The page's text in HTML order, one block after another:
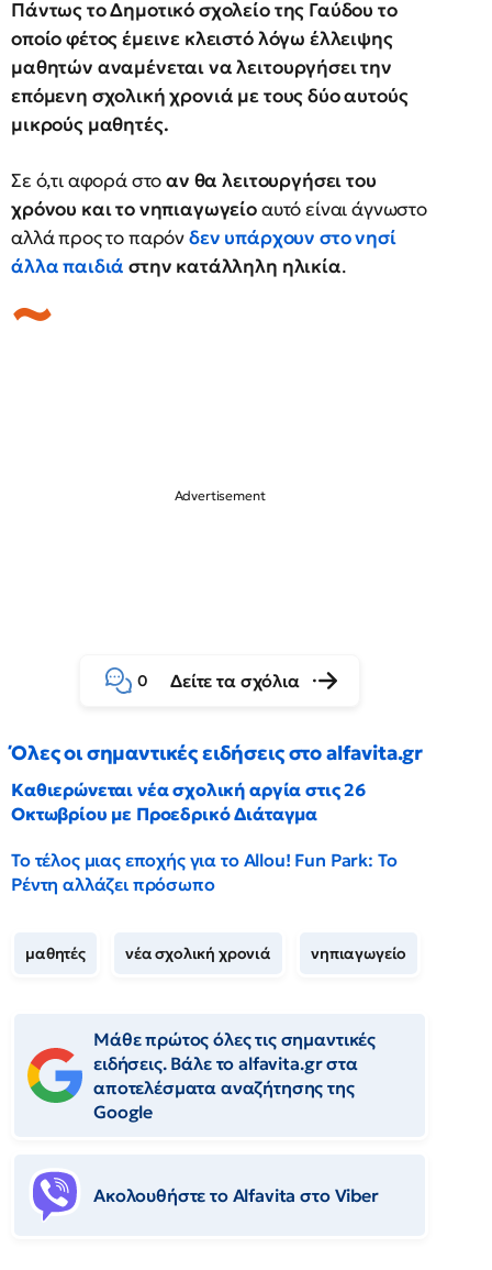
Πάντως το Δημοτικό σχολείο της Γαύδου το
οποίο φέτος έμεινε κλειστό λόγω έλλειψης
μαθητών αναμένεται να λειτουργήσει την
επόμενη σχολική χρονιά με τους δύο αυτούς
μικρούς μαθητές.
Σε ό,τι αφορά στοαν θα λειτουργήσει του
χρόνου και το νηπιαγωγείοαυτό είναι άγνωστο
αλλά προς το παρόνδεν υπάρχουν στο νησί
άλλα παιδιά στην κατάλληλη ηλικία.
0 Δείτε τα σχόλια
Όλες οι σημαντικές ειδήσεις στο alfavita.gr
Καθιερώνεται νέα σχολική αργία στις 26
Οκτωβρίου με Προεδρικό Διάταγμα
Το τέλος μιας εποχής για το Allou! Fun Park: Το
Ρέντη αλλάζει πρόσωπο
μαθητές νέα σχολική χρονιά νηπιαγωγείο
Μάθε πρώτος όλες τις σημαντικές
ειδήσεις. Βάλε το alfavita.gr στα
αποτελέσματα αναζήτησης της
Google
Ακολουθήστε το Αlfavita στο Viber